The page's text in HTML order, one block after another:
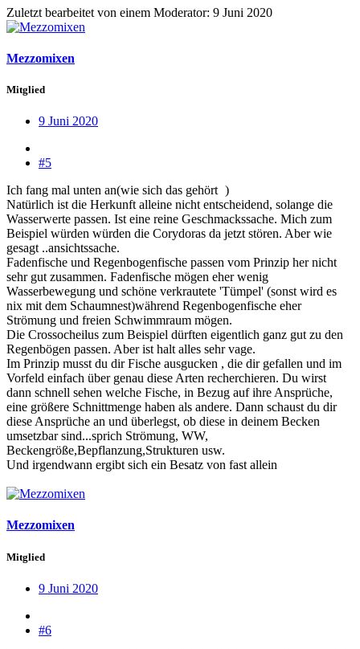
Zuletzt bearbeitet von einem Moderator: 9 Juni 2020
Mezzomixen
Mitglied
9 Juni 2020
#5
Ich fang mal unten an(wie sich das gehört )
Natürlich ist die Herkunft alleine nicht entscheidend, solange die
Wasserwerte passen. Ist eine reine Geschmackssache. Mich zum
Beispiel würden würden die Corydoras da jetzt stören. Aber wie
gesagt ..ansichtssache.
Fadenfische und Regenbogenfische passen vom Prinzip her nicht
sehr gut zusammen. Fadenfische mögen eher wenig
Wasserbewegung und schöne verkrautete 'Tümpel' (sonst wird es
nix mit dem Schaumnest)während Regenbogenfische eher
Strömung und freien Schwimmraum mögen.
Die Crossocheilus zum Beispiel dürften eigentlich ganz gut zu den
Regenbögen passen. Aber ist halt alles sehr vage.
Im Prinzip musst du dir Fische ausgucken , die dir gefallen und im
Vorfeld einfach über genau diese Arten recherchieren. Du wirst
dann schnell sehen welche Fische, in Bezug auf ihre Ansprüche,
eine größere Schnittmenge haben als andere. Dann schaust du dir
diese Ansprüche an und überlegst, ob diese in deinem Becken
umsetzbar sind...sprich Strömung, WW,
Beckengröße,Bepflanzung,Strukturen usw.
Und irgendwann ergibt sich ein Besatz von fast allein
Mezzomixen
Mitglied
9 Juni 2020
#6